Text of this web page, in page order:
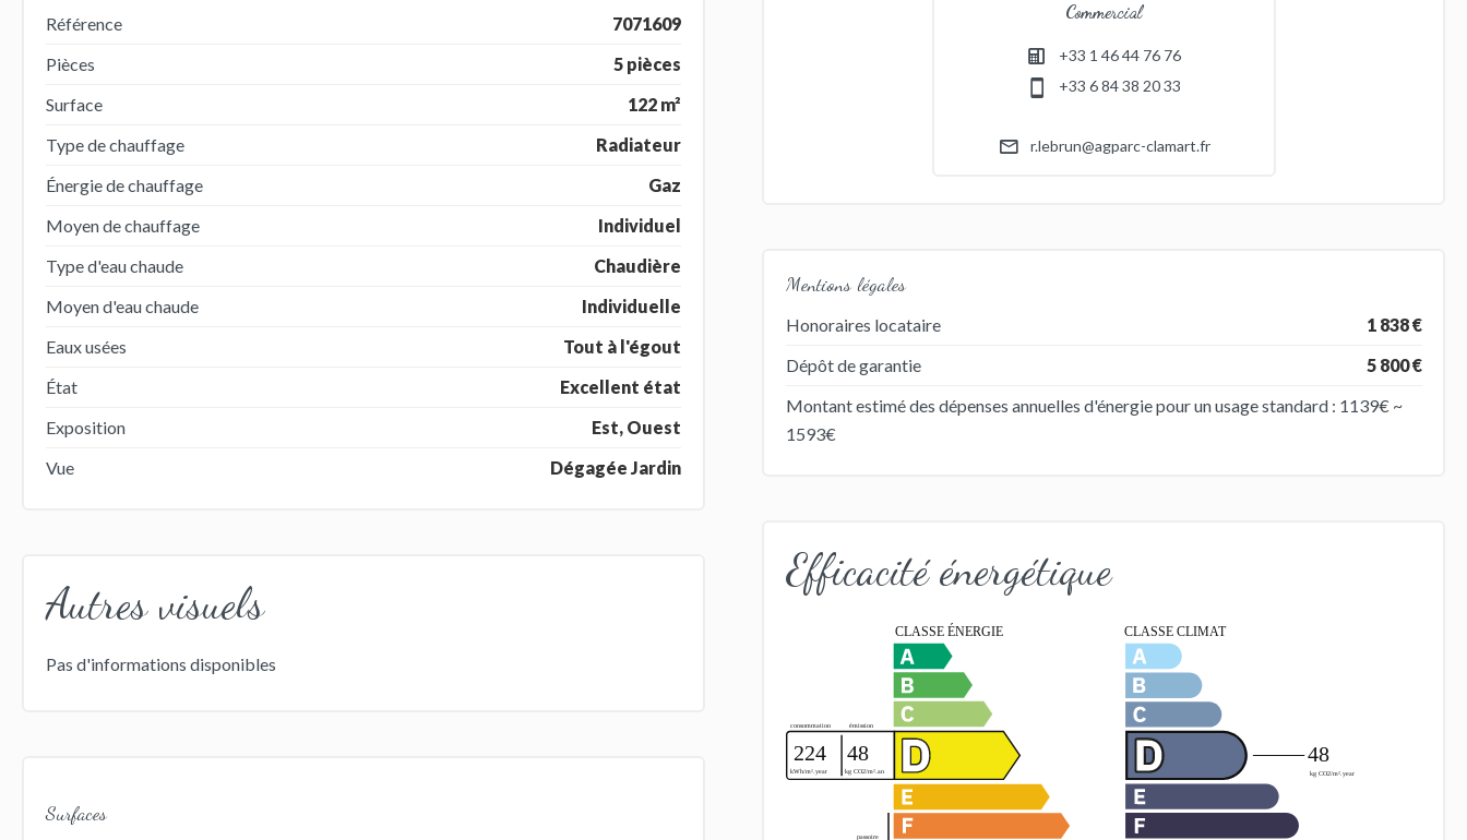
Référence
7071609
Pièces
5 pièces
Surface
122 m²
Type de chauffage
Radiateur
Énergie de chauffage
Gaz
Moyen de chauffage
Individuel
Type d'eau chaude
Chaudière
Moyen d'eau chaude
Individuelle
Eaux usées
Tout à l'égout
État
Excellent état
Exposition
Est, Ouest
Vue
Dégagée Jardin
Autres visuels
Pas d'informations disponibles
Surfaces
Commercial
+33 1 46 44 76 76
+33 6 84 38 20 33
r.lebrun@agparc-clamart.fr
Mentions légales
Honoraires locataire
1 838 €
Dépôt de garantie
5 800 €
Montant estimé des dépenses annuelles d'énergie pour un usage standard : 1139€ ~
1593€
Efficacité énergétique